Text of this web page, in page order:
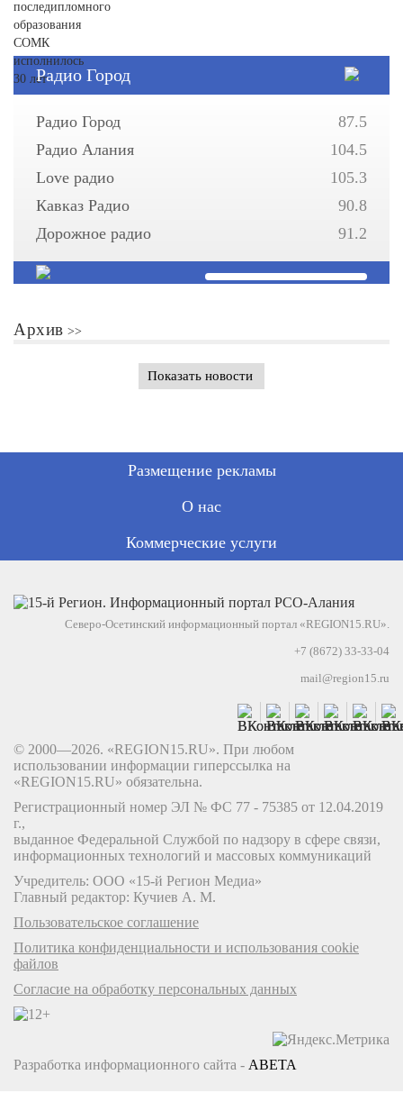
Радио Город
Радио Город
87.5
Радио Алания
104.5
Love радио
105.3
Кавказ Радио
90.8
Дорожное радио
91.2
Архив
Показать новости
Размещение рекламы
О нас
Коммерческие услуги
Северо-Осетинский информационный портал «REGION15.RU».
+7 (8672) 33-33-04
mail@region15.ru
© 2000—2026. «REGION15.RU». При любом
использовании информации гиперссылка на
«REGION15.RU» обязательна.
Регистрационный номер ЭЛ № ФС 77 - 75385 от 12.04.2019
г.,
выданное Федеральной Службой по надзору в сфере связи,
информационных технологий и массовых коммуникаций
Учредитель: ООО «15-й Регион Медиа»
Главный редактор: Кучиев А. М.
Пользовательское соглашение
Политика конфиденциальности и использования cookie
файлов
Согласие на обработку персональных данных
Разработка информационного сайта - ABETA